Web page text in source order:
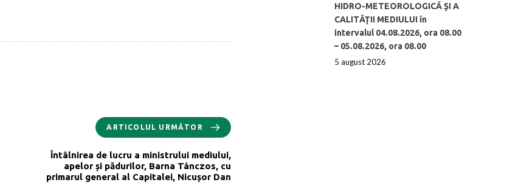
ARTICOLUL URMĂTOR
Întâlnirea de lucru a ministrului mediului,
apelor și pădurilor, Barna Tánczos, cu
primarul general al Capitalei, Nicușor Dan
HIDRO-METEOROLOGICĂ ŞI A
CALITĂŢII MEDIULUI în
intervalul 04.08.2026, ora 08.00
– 05.08.2026, ora 08.00
5 august 2026